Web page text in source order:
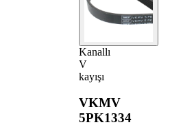
Kanallı
V
kayışı
VKMV
5PK1334